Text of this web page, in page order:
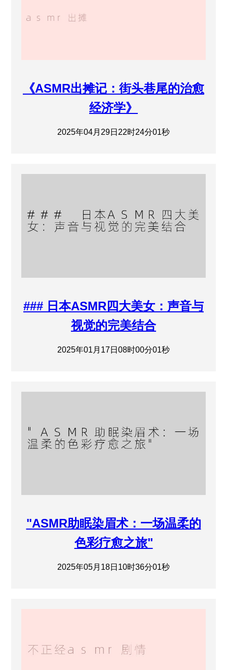
《ASMR出摊记：街头巷尾的治愈
经济学》
2025年04月29日22时24分01秒
### 日本ASMR四大美女：声音与
视觉的完美结合
2025年01月17日08时00分01秒
"ASMR助眠染眉术：一场温柔的
色彩疗愈之旅"
2025年05月18日10时36分01秒